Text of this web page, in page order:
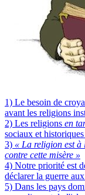
1) Le besoin de
avant les religions
2) Les religions en
sociaux et
3) « La religion est à
contre cette misère »
4) Notre priorité est
déclarer la guerre
5) Dans les pays